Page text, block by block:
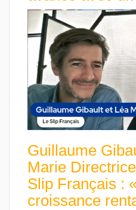
Guillaume
Marie
Slip Français :
croissance